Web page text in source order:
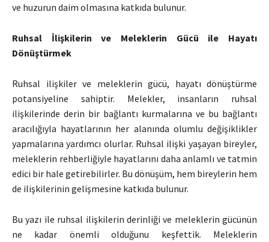
ve huzurun daim olmasına katkıda bulunur.
Ruhsal İlişkilerin ve Meleklerin Gücü ile Hayatı
Dönüştürmek
Ruhsal ilişkiler ve meleklerin gücü, hayatı dönüştürme
potansiyeline sahiptir. Melekler, insanların ruhsal
ilişkilerinde derin bir bağlantı kurmalarına ve bu bağlantı
aracılığıyla hayatlarının her alanında olumlu değişiklikler
yapmalarına yardımcı olurlar. Ruhsal ilişki yaşayan bireyler,
meleklerin rehberliğiyle hayatlarını daha anlamlı ve tatmin
edici bir hale getirebilirler. Bu dönüşüm, hem bireylerin hem
de ilişkilerinin gelişmesine katkıda bulunur.
Bu yazı ile ruhsal ilişkilerin derinliği ve meleklerin gücünün
ne kadar önemli olduğunu keşfettik. Meleklerin